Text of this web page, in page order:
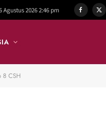
Agustus 2026 2:46 pm Facebook
X
8 CSH